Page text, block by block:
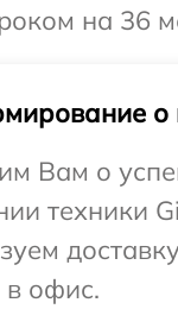
на 36
о
Вам о
техники
офис.